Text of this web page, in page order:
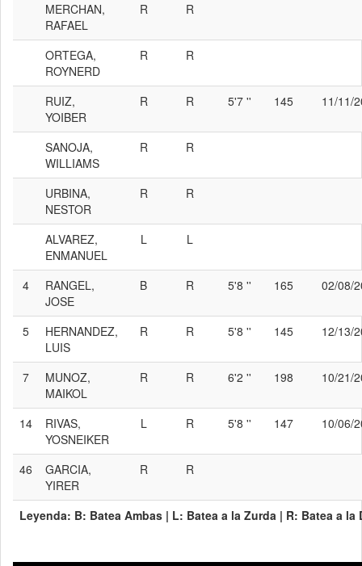
MERCHAN,
RAFAEL
R R
ORTEGA,
ROYNERD
R R
RUIZ,
YOIBER
R R 5'7 '' 145 11/11/
SANOJA,
WILLIAMS
R R
URBINA,
NESTOR
R R
ALVAREZ,
ENMANUEL
L L
4
RANGEL,
JOSE
B R 5'8 '' 165 02/08/
5
HERNANDEZ,
LUIS
R R 5'8 '' 145 12/13/
7
MUNOZ,
MAIKOL
R R 6'2 '' 198 10/21/
14
RIVAS,
YOSNEIKER
L R 5'8 '' 147 10/06/
46
GARCIA,
YIRER
R R
Leyenda: B: Batea Ambas | L: Batea a la Zurda | R: Batea a la